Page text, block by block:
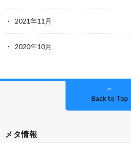
2021年11月
2020年10月
Back to Top
メタ情報